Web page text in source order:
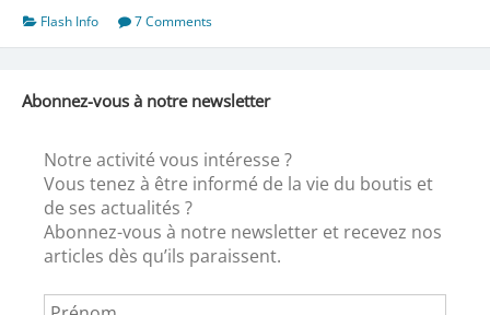
Flash Info 7 Comments
Abonnez-vous à notre newsletter
Notre activité vous intéresse ?
Vous tenez à être informé de la vie du boutis et
de ses actualités ?
Abonnez-vous à notre newsletter et recevez nos
articles dès qu’ils paraissent.